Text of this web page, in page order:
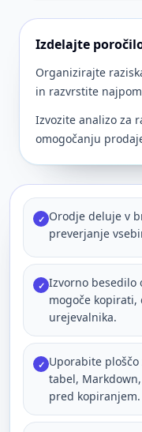
Izdelajte
Organizirajte
in razvrstite
Izvozite analizo za
omogočanju
✓ Orodje deluje v
preverjanje
✓ Izvorno besedilo
mogoče
urejevalnika.
✓ Uporabite
tabel,
pred kopiranjem.